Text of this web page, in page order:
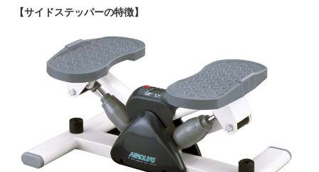
【サイドステッパーの特徴】